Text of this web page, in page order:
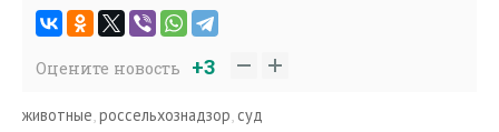
Оцените новость +3
животные,россельхознадзор, суд